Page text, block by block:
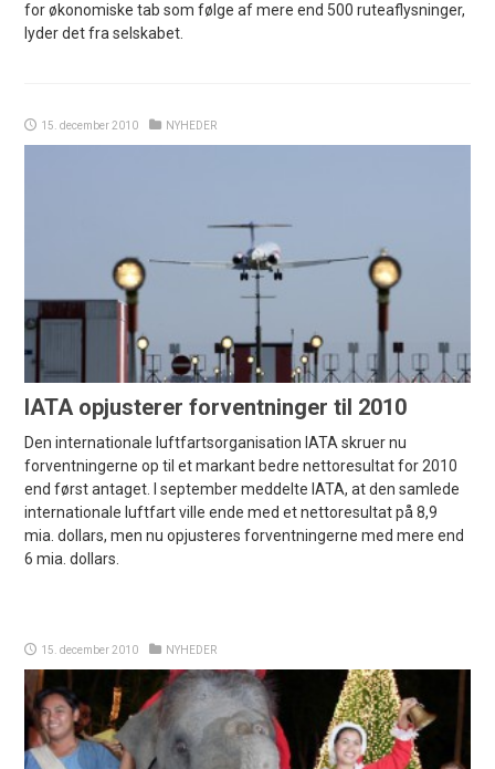
for økonomiske tab som følge af mere end 500 ruteaflysninger,
lyder det fra selskabet.
15. december 2010 NYHEDER
IATA opjusterer forventninger til 2010
Den internationale luftfartsorganisation IATA skruer nu
forventningerne op til et markant bedre nettoresultat for 2010
end først antaget. I september meddelte IATA, at den samlede
internationale luftfart ville ende med et nettoresultat på 8,9
mia. dollars, men nu opjusteres forventningerne med mere end
6 mia. dollars.
15. december 2010 NYHEDER